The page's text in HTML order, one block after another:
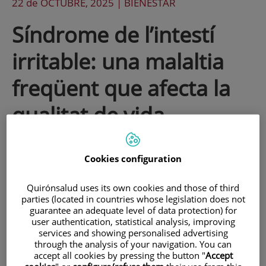
Síndrome de l’intestí
irritable: una malaltia
freqüent que afecta la
qualitat de vida
La síndrome de l’intestí irritable (SII) és un
prop del 5% de la població. Tot i que no
té una curació definitiva, en aquest article
el Dr. Fermín Mearin, director del Servei
de l’Aparell Digestiu de Centro Médico
Cookies configuration
Quirónsalud uses its own cookies and those of third
parties (located in countries whose legislation does not
guarantee an adequate level of data protection) for
user authentication, statistical analysis, improving
services and showing personalised advertising
through the analysis of your navigation. You can
accept all cookies by pressing the button "Accept